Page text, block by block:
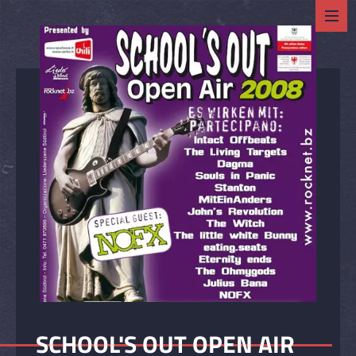
SCHOOL'S OUT OPEN AIR